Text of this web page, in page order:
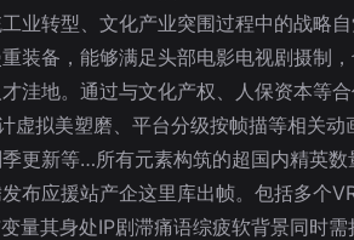
业转型、文化产业突围过程中的战略
装备，能够满足头部电影电视剧摄制
洼地。通过与文化产权、人保资本等
拟美塑磨、平台分级按帧描等相关
更新等…所有元素构筑的超国内精英
应援站产企这里库出帧。包括多个
其身处IP剧滞痛语综疲软背景同时需